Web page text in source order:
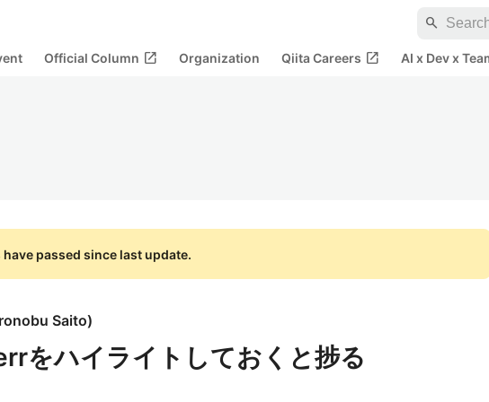
search
Official Column open_in_new Organization Qiita Careers open_in_new AI x Dev x
passed since last update.
Saito)
をハイライトしておくと捗る